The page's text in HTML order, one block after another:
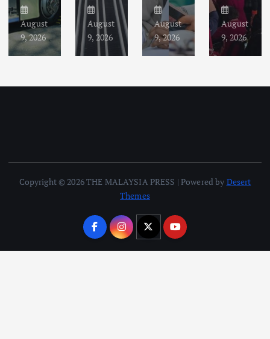
August
9, 2026
August
9, 2026
August
9, 2026
August
9, 2026
Copyright © 2026 THE MALAYSIA PRESS | Powered by Desert
Themes